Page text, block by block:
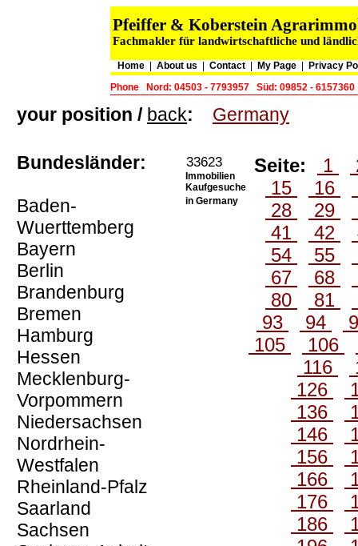
Pfeiffer & Koberstein
Fachmakler für landwirtschaftliche und
Home About us Contact My Page
Privacy
Phone
Nord: 04503 - 7793957 Süd: 09852 - 6157360
your position / back: Germany
Bundesländer:
Baden-
Wuerttemberg
Bayern
Berlin
Brandenburg
Bremen
Hamburg
Hessen
Mecklenburg-
Vorpommern
Niedersachsen
Nordrhein-
Westfalen
Rheinland-Pfalz
Saarland
Sachsen
33623
Immobilien
Kaufgesuche
in Germany
Seite: 1
15
16
28
29
41
42
54
55
67
68
80
81
93
94
105
106
116
126
136
146
156
166
176
186